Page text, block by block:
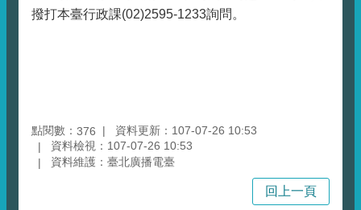
撥打本臺行政課(02)2595-1233詢問。
點閱數： 376
資料更新：107-07-26 10:53
資料檢視：107-07-26 10:53
資料維護：臺北廣播電臺
回上一頁